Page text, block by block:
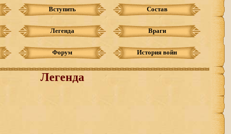
Вступить Состав
Легенда Враги
Форум История войн
Легенда